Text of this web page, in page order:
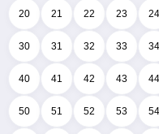
20 21 22 23 24
30 31 32 33 34
40 41 42 43 44
50 51 52 53 54